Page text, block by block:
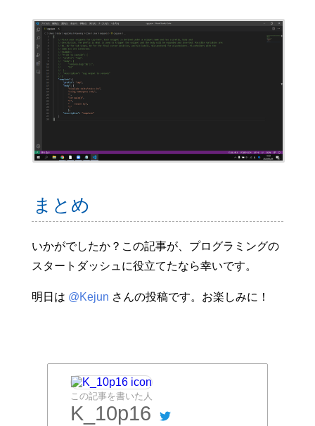
まとめ
いかがでしたか？この記事が、プログラミングの
スタートダッシュに役立てたなら幸いです。
明日は @Kejun さんの投稿です。お楽しみに！
この記事を書いた人
K_10p16